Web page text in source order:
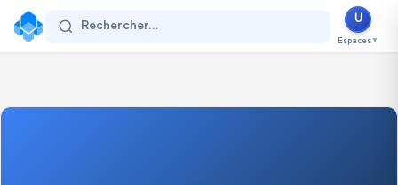
Se connecter
Rechercher...
U
Espaces ▼